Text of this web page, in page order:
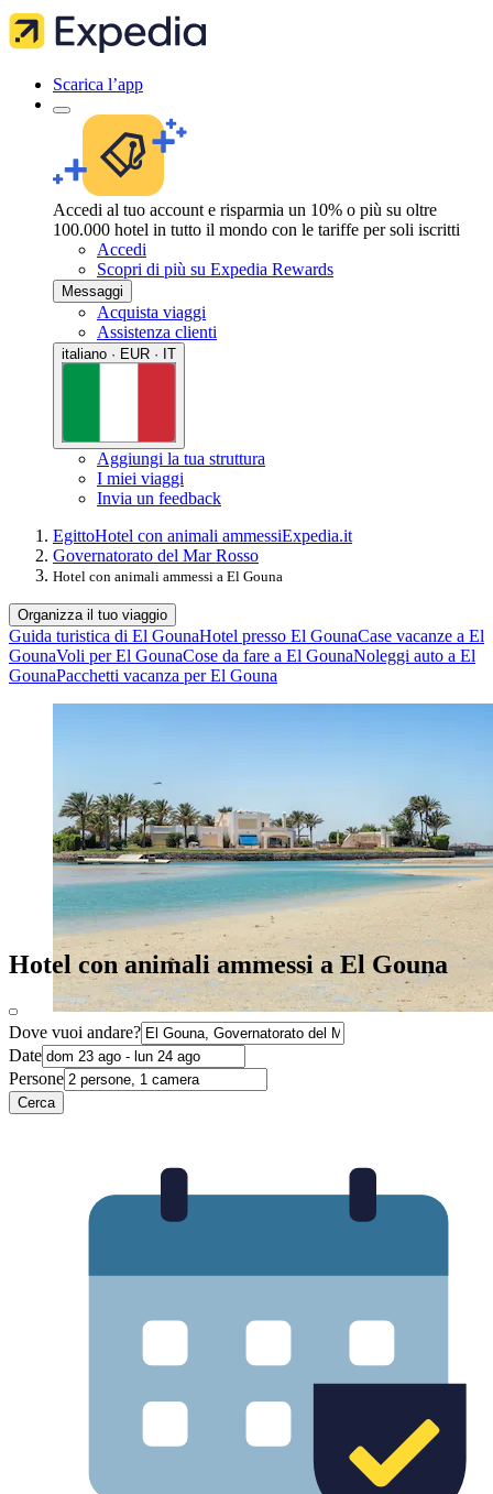
Scarica l’app
Accedi al tuo account e risparmia un 10% o più su oltre
100.000 hotel in tutto il mondo con le tariffe per soli iscritti
Accedi
Scopri di più su Expedia Rewards
Messaggi
Acquista viaggi
Assistenza clienti
italiano · EUR · IT
Aggiungi la tua struttura
I miei viaggi
Invia un feedback
EgittoHotel con animali ammessiExpedia.it
Governatorato del Mar Rosso
Hotel con animali ammessi a El Gouna
Organizza il tuo viaggio
Guida turistica di El GounaHotel presso El GounaCase vacanze a El
GounaVoli per El GounaCose da fare a El GounaNoleggi auto a El
GounaPacchetti vacanza per El Gouna
Hotel con animali ammessi a El Gouna
Dove vuoi andare?
Date
Persone
Cerca